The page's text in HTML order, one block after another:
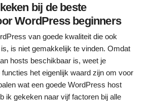
bij de beste
WordPress beginners
van goede kwaliteit die ook
is niet gemakkelijk te vinden. Omdat
hosts beschikbaar is, weet je
het eigenlijk waard zijn om voor
wat een goede WordPress host
ik gekeken naar vijf factoren bij alle